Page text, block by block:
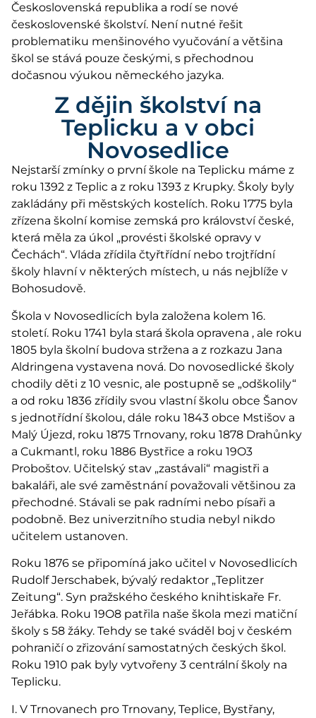
Československá republika a rodí se nové
československé školství. Není nutné řešit
problematiku menšinového vyučování a většina
škol se stává pouze českými, s přechodnou
dočasnou výukou německého jazyka.
Z dějin školství na
Teplicku a v obci
Novosedlice
Nejstarší zmínky o první škole na Teplicku máme z
roku 1392 z Teplic a z roku 1393 z Krupky. Školy byly
zakládány při městských kostelích. Roku 1775 byla
zřízena školní komise zemská pro království české,
která měla za úkol „provésti školské opravy v
Čechách“. Vláda zřídila čtyřtřídní nebo trojtřídní
školy hlavní v některých místech, u nás nejblíže v
Bohosudově.
Škola v Novosedlicích byla založena kolem 16.
století. Roku 1741 byla stará škola opravena , ale roku
1805 byla školní budova stržena a z rozkazu Jana
Aldringena vystavena nová. Do novosedlické školy
chodily děti z 10 vesnic, ale postupně se „odškolily“
a od roku 1836 zřídily svou vlastní školu obce Šanov
s jednotřídní školou, dále roku 1843 obce Mstišov a
Malý Újezd, roku 1875 Trnovany, roku 1878 Drahůnky
a Cukmantl, roku 1886 Bystřice a roku 19O3
Proboštov. Učitelský stav „zastávali“ magistři a
bakaláři, ale své zaměstnání považovali většinou za
přechodné. Stávali se pak radními nebo písaři a
podobně. Bez univerzitního studia nebyl nikdo
učitelem ustanoven.
Roku 1876 se připomíná jako učitel v Novosedlicích
Rudolf Jerschabek, bývalý redaktor „Teplitzer
Zeitung“. Syn pražského českého knihtiskaře Fr.
Jeřábka. Roku 19O8 patřila naše škola mezi matiční
školy s 58 žáky. Tehdy se také sváděl boj v českém
pohraničí o zřizování samostatných českých škol.
Roku 1910 pak byly vytvořeny 3 centrální školy na
Teplicku.
I. V Trnovanech pro Trnovany, Teplice, Bystřany,